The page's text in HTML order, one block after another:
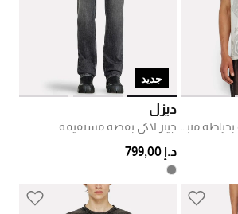
جديد
ديزل
جينز لاكي بقصة مستقيمة
د.إ 799,00